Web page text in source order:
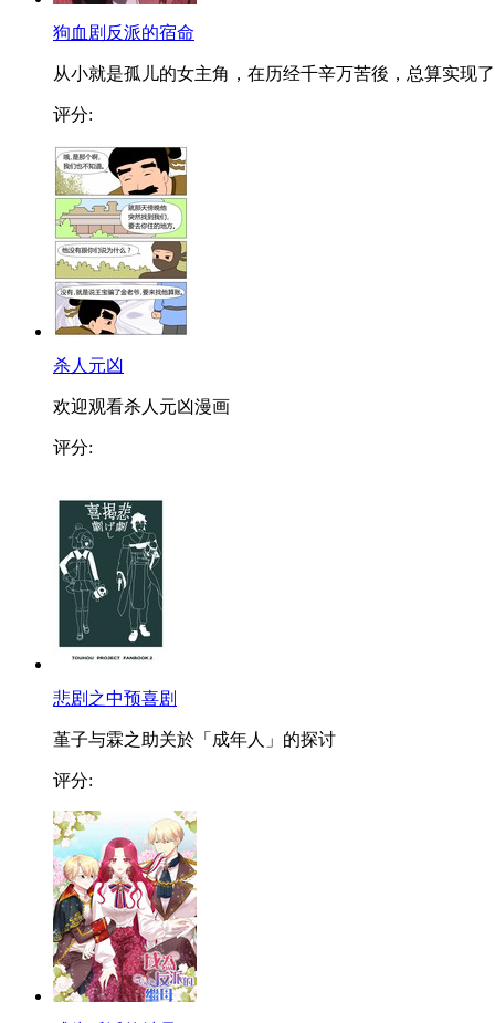
狗血剧反派的宿命
从小就是孤儿的女主角，在历经千辛万苦後，总算实现
评分:
杀人元凶
欢迎观看杀人元凶漫画
评分:
悲剧之中预喜剧
堇子与霖之助关於「成年人」的探讨
评分: